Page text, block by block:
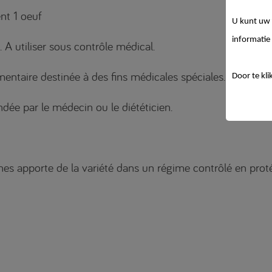
1 oeuf
utiliser sous contrôle médical.
destinée à des fins médicales spéciales.
par le médecin ou le diététicien.
apporte de la variété dans un régime contrôlé en
U kunt uw
informatie
Door te